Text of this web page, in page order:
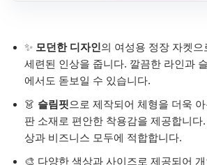
✨ 모던한 디자인의 여성용 정장 자켓
세련된 인상을 줍니다. 깔끔한 라인과
에서도 돋보일 수 있습니다.
👗 슬림핏으로 제작되어 체형을 더욱
판 소재로 편안한 착용감을 제공합니다
상과 비즈니스 모두에 적합합니다.
🎨 다양한 색상과 사이즈로 제공되어